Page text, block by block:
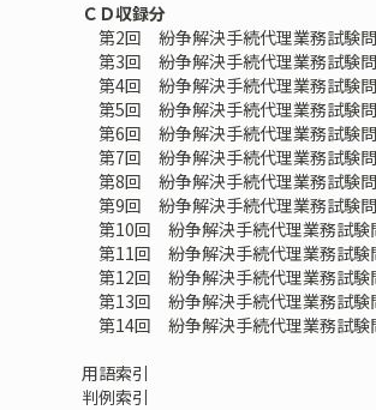
ＣＤ収録分
第2回 紛争解決手続代理業務試験
第3回 紛争解決手続代理業務試験
第4回 紛争解決手続代理業務試験
第5回 紛争解決手続代理業務試験
第6回 紛争解決手続代理業務試験
第7回 紛争解決手続代理業務試験
第8回 紛争解決手続代理業務試験
第9回 紛争解決手続代理業務試験
第10回 紛争解決手続代理業務試験
第11回 紛争解決手続代理業務試験
第12回 紛争解決手続代理業務試験
第13回 紛争解決手続代理業務試験
第14回 紛争解決手続代理業務試験
用語索引
判例索引